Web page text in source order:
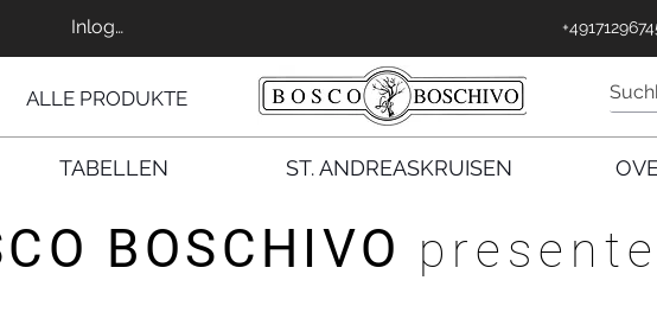
Inloggen
ALLE PRODUKTE
TABELLEN ST. ANDREASKRUISEN
BOSCHIVO